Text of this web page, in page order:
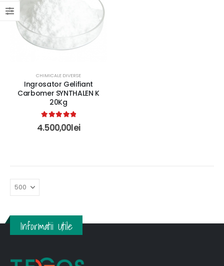
CHIMICALE DIVERSE
Ingrosator Gelifiant
Carbomer SYNTHALEN K
20Kg
5.00out of 5
4.500,00lei
Informatii Utile